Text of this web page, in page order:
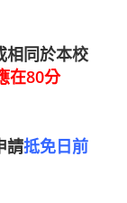
相同於本校
在80分
請抵免日前